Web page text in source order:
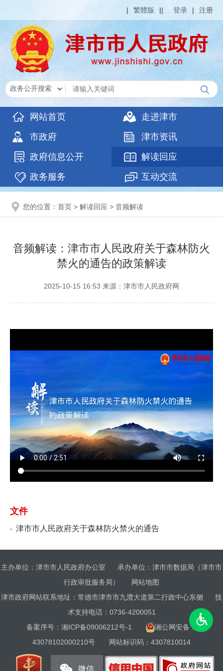
| 繁體版 || 登录 | 注册
网站首页
走进津市
市政府
津市资讯
政府信息公开
解读回应
政务服务
互动交流
您的位置： 首页 > 解读回应 > 音频解读
音频解读：津市市人民政府关于森林防火
禁火的通告的政策解读
2025-10-15 16:53 来源：津市市人民政府网
文件
津市市人民政府关于森林防火禁火的通告
主办单位：津市市人民政府办公室
承办单位：津市市数据局（津市市
行政审批服务局）
网站地图
津市政府网站联系地址：常德市津市市九澧大道第二行政中心东侧
技
术支持电话：0736-4200051
备案序号： 湘ICP备09006212号-1
湘公网安备：
43078102000210号
网站标识码：4307810014
微信